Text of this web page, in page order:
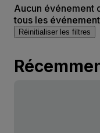
Aucun événement
tous les
Réinitialiser les filtres